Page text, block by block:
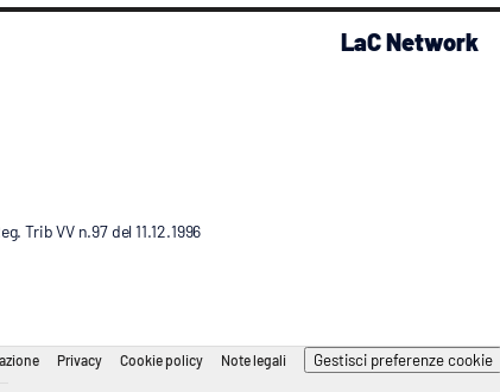
LaC Network
Trib VV n.97 del 11.12.1996
Privacy Cookie policy Note legali Gestisci preferenze cookie